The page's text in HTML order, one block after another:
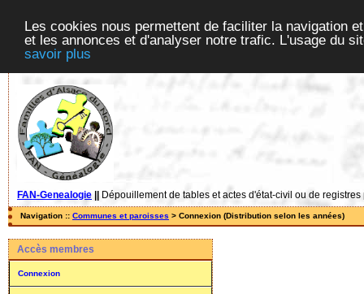
Les cookies nous permettent de faciliter la navigation
et les annonces et d'analyser notre trafic. L'usage du
savoir plus
FAN-Genealogie Dépouillement de tables et actes d'état-civil ou de
Navigation :: Communes et paroisses > Connexion (Distribution selon les années)
Accès membres
Connexion